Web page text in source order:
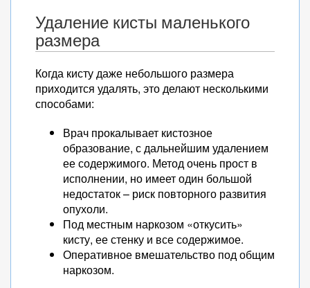
Удаление кисты маленького
размера
Когда кисту даже небольшого размера
приходится удалять, это делают несколькими
способами:
Врач прокалывает кистозное
образование, с дальнейшим удалением
ее содержимого. Метод очень прост в
исполнении, но имеет один большой
недостаток – риск повторного развития
опухоли.
Под местным наркозом «откусить»
кисту, ее стенку и все содержимое.
Оперативное вмешательство под общим
наркозом.